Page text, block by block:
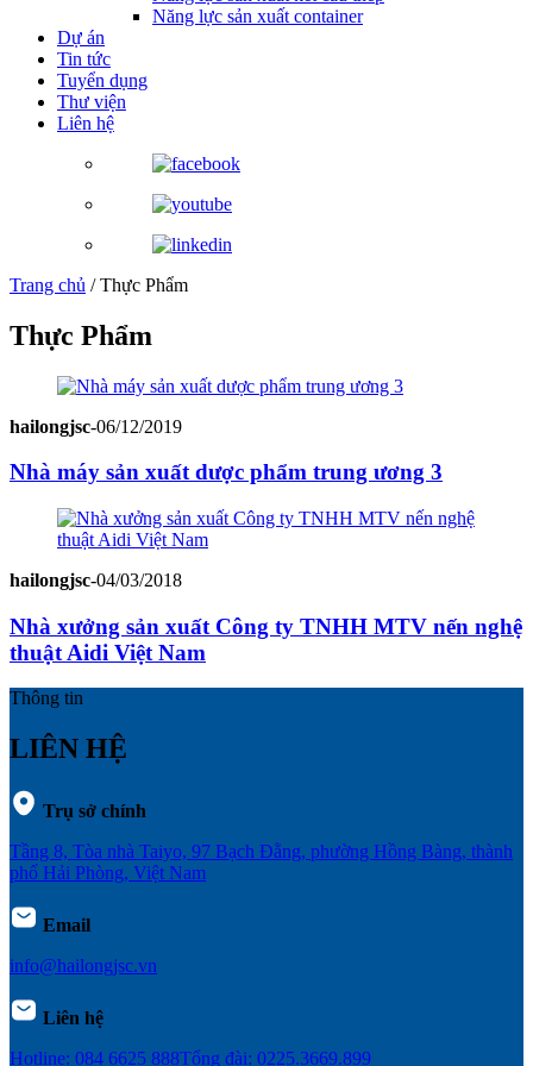
Năng lực sản xuất container
Dự án
Tin tức
Tuyển dụng
Thư viện
Liên hệ
Trang chủ /Thực Phẩm
Thực Phẩm
hailongjsc-06/12/2019
Nhà máy sản xuất dược phẩm trung ương 3
hailongjsc-04/03/2018
Nhà xưởng sản xuất Công ty TNHH MTV nến nghệ
thuật Aidi Việt Nam
Thông tin
LIÊN HỆ
Trụ sở chính
Tầng 8, Tòa nhà Taiyo, 97 Bạch Đằng, phường Hồng Bàng, thành
phố Hải Phòng, Việt Nam
Email
info@hailongjsc.vn
Liên hệ
Hotline: 084 6625 888Tổng đài: 0225.3669.899